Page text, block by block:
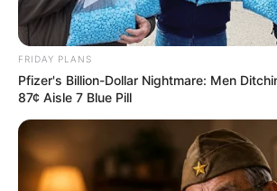
FRIDAY PLANS
Pfizer's Billion-Dollar Nightmare: Men
87¢ Aisle 7 Blue Pill